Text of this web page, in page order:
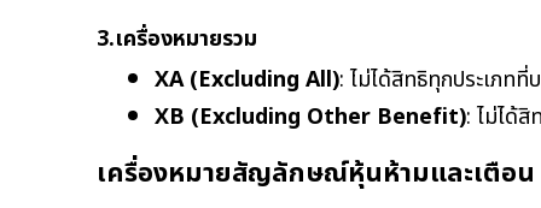
3.เครื่องหมายรวม
XA (Excluding All): ไม่ได้สิทธิทุกประเภท
XB (Excluding Other Benefit): ไม่ได้
เครื่องหมายสัญลักษณ์หุ้นห้ามและเตื